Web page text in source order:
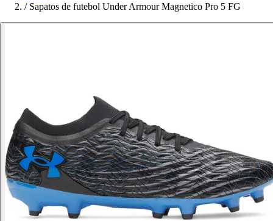
/ Sapatos de futebol Under Armour Magnetico Pro 5 FG